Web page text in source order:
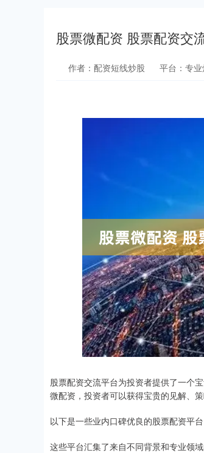
股票微配资 股票配资交
作者：配资短线炒股 平台：专
股票配资交流平台为投资者提供了一个
微配资，投资者可以获得宝贵的见解、策
以下是一些业内口碑优良的股票配资平
这些平台汇集了来自不同背景和专业领